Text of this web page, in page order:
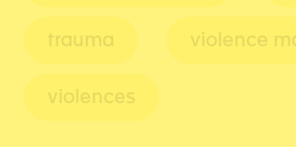
trauma violence
violences